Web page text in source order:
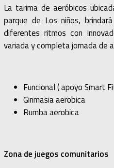
La tarima de aeróbicos
parque de Los niños,
diferentes ritmos con
variada y completa jornada de
Funcional ( apoyo Smart
Ginmasia aerobica
Rumba aerobica
Zona de juegos comunitarios